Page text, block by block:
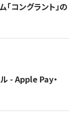
コングラント」の
- Apple Pay・